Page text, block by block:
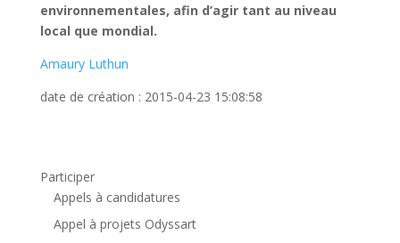
environnementales, afin d’agir tant au niveau
local que mondial.
Amaury Luthun
date de création : 2015-04-23 15:08:58
Participer
Appels à candidatures
Appel à projets Odyssart